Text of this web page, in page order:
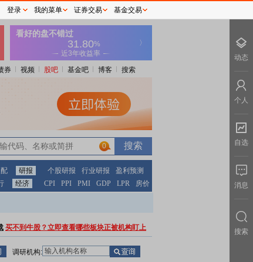
券 视频 股吧 基金吧 博客 搜索
0
研报 个股研报 行业研报
盈利预测
经济 CPI PPI PMI GDP LPR 房价
买不到牛股？立即查看哪些板块正被机构盯上
调研机构:
登录 我的菜单 证券交易 基金交易
动态
个人
自选
消息
搜索